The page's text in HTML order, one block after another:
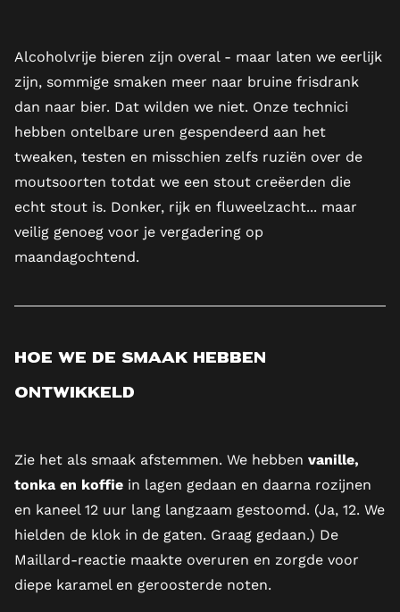
Alcoholvrije bieren zijn overal - maar laten we eerlijk
zijn, sommige smaken meer naar bruine frisdrank
dan naar bier. Dat wilden we niet. Onze technici
hebben ontelbare uren gespendeerd aan het
tweaken, testen en misschien zelfs ruziën over de
moutsoorten totdat we een stout creëerden die
echt stout is. Donker, rijk en fluweelzacht... maar
veilig genoeg voor je vergadering op
maandagochtend.
Hoe we de smaak hebben
ontwikkeld
Zie het als smaak afstemmen. We hebben vanille,
tonka en koffie in lagen gedaan en daarna rozijnen
en kaneel 12 uur lang langzaam gestoomd. (Ja, 12. We
hielden de klok in de gaten. Graag gedaan.) De
Maillard-reactie maakte overuren en zorgde voor
diepe karamel en geroosterde noten.